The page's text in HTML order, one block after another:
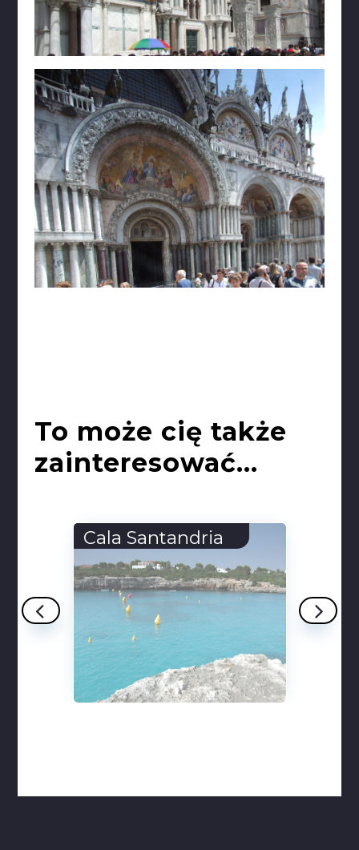
To może cię także
zainteresować...
Dolina Białki